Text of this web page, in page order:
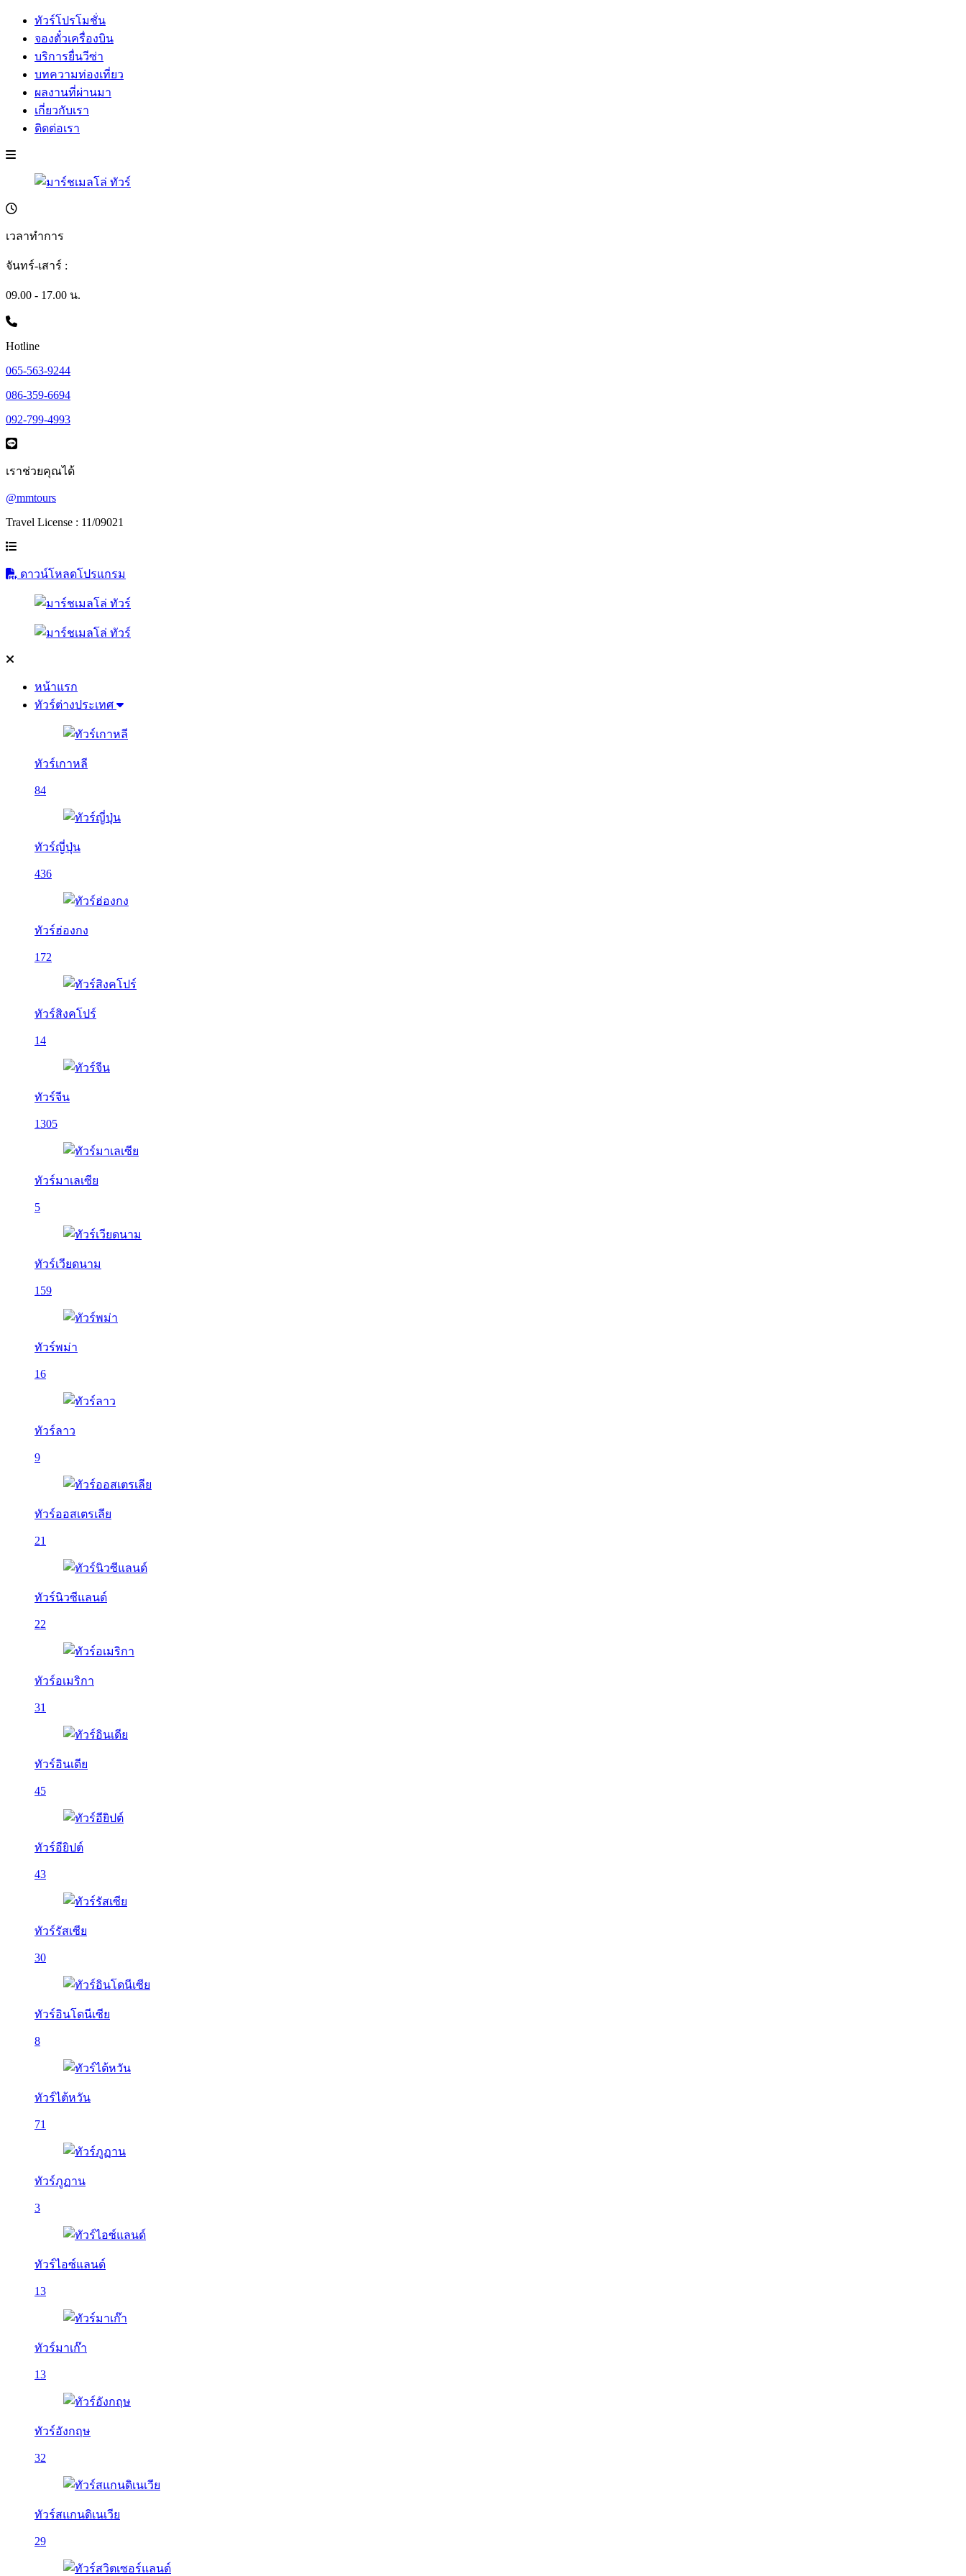
ทัวร์โปรโมชั่น
จองตั๋วเครื่องบิน
บริการยื่นวีซ่า
บทความท่องเที่ยว
ผลงานที่ผ่านมา
เกี่ยวกับเรา
ติดต่อเรา
เวลาทำการ
จันทร์-เสาร์ :
09.00 - 17.00 น.
Hotline
065-563-9244
086-359-6694
092-799-4993
เราช่วยคุณได้
@mmtours
Travel License : 11/09021
ดาวน์โหลดโปรแกรม
หน้าแรก
ทัวร์ต่างประเทศ
ทัวร์เกาหลี
84
ทัวร์ญี่ปุ่น
436
ทัวร์ฮ่องกง
172
ทัวร์สิงคโปร์
14
ทัวร์จีน
1305
ทัวร์มาเลเซีย
5
ทัวร์เวียดนาม
159
ทัวร์พม่า
16
ทัวร์ลาว
9
ทัวร์ออสเตรเลีย
21
ทัวร์นิวซีแลนด์
22
ทัวร์อเมริกา
31
ทัวร์อินเดีย
45
ทัวร์อียิปต์
43
ทัวร์รัสเซีย
30
ทัวร์อินโดนีเซีย
8
ทัวร์ไต้หวัน
71
ทัวร์ภูฏาน
3
ทัวร์ไอซ์แลนด์
13
ทัวร์มาเก๊า
13
ทัวร์อังกฤษ
32
ทัวร์สแกนดิเนเวีย
29